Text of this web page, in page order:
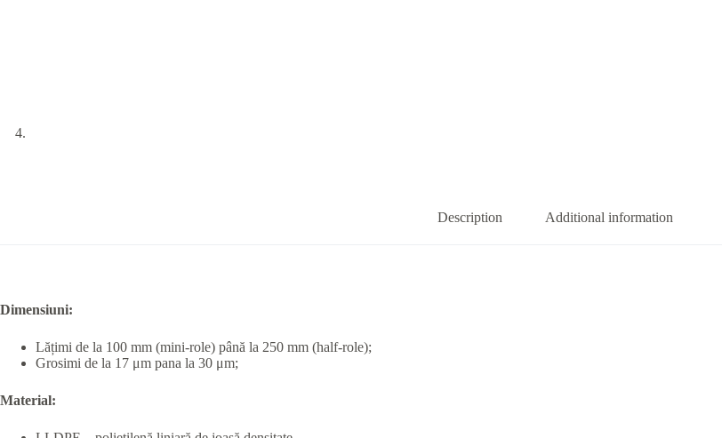
Description Additional information
Dimensiuni:
Lățimi de la 100 mm (mini-role) până la 250 mm (half-role);
Grosimi de la 17 μm pana la 30 μm;
Material: